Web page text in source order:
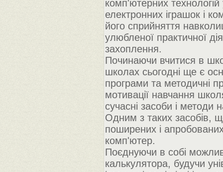
комп'ютерних
електронних іграшок і
його сприйняття
улюбленої практичної
захоплення.
Починаючи вчитися в
школах сьогодні ще є
програми та методичні
мотивації навчання
сучасні засоби і методи
Одним з таких засобів,
поширених і
комп'ютер.
Поєднуючи в собі
калькулятора, будучи